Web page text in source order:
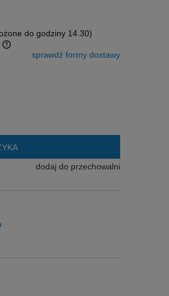
do godziny 14.30)
sprawdź formy dostawy
dodaj do przechowalni